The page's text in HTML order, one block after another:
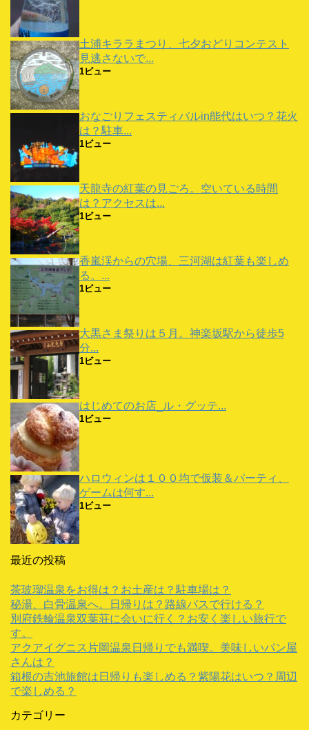
土浦キララまつり、七夕おどりコンテスト
見逃さないで...
1ビュー
おなごりフェスティバルin能代はいつ？花火
は？駐車...
1ビュー
天龍寺の紅葉の見ごろ。空いている時間
は？アクセスは...
1ビュー
香嵐渓からの穴場、三河湖は紅葉も楽しめ
る。...
1ビュー
大黒さま祭りは５月。神楽坂駅から徒歩5
分...
1ビュー
はじめてのお店_ル・グッテ...
1ビュー
ハロウィンは１００均で仮装＆パーティ、
ゲームは何す...
1ビュー
最近の投稿
茶玻瑠温泉をお得は？お土産は？駐車場は？
秘湯、白骨温泉へ。日帰りは？路線バスで行ける？
別府鉄輪温泉双葉荘に会いに行く？お安く楽しい旅行で
す。
アクアイグニス片岡温泉日帰りでも満喫。美味しいパン屋
さんは？
箱根の吉池旅館は日帰りも楽しめる？紫陽花はいつ？周辺
で楽しめる？
カテゴリー